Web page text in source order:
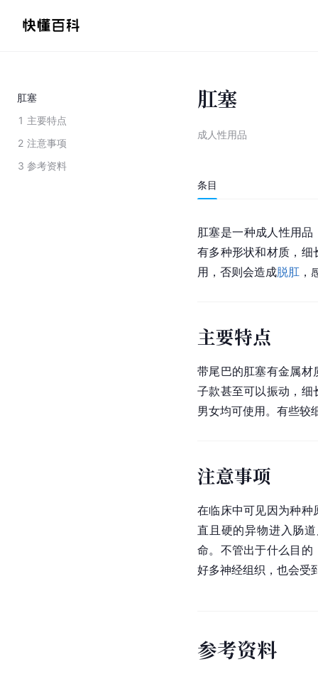
肛塞
1 主要特点
2 注意事项
3 参考资料
肛塞
成人性用品
条目
肛塞是一种成人性用
有多种形状和材质，细
用，否则会造成脱肛 ，
主要特点
带尾巴的肛塞有金属材
子款甚至可以振动，细
男女均可使用。有些较
注意事项
在临床中可见因为种种
直且硬的异物进入肠
命。不管出于什么目的
好多神经组织，也会受
参考资料